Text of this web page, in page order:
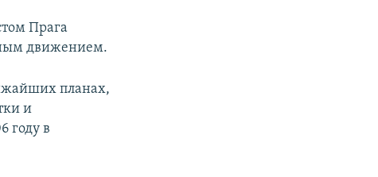
Прага
движением.
планах,
и
году в